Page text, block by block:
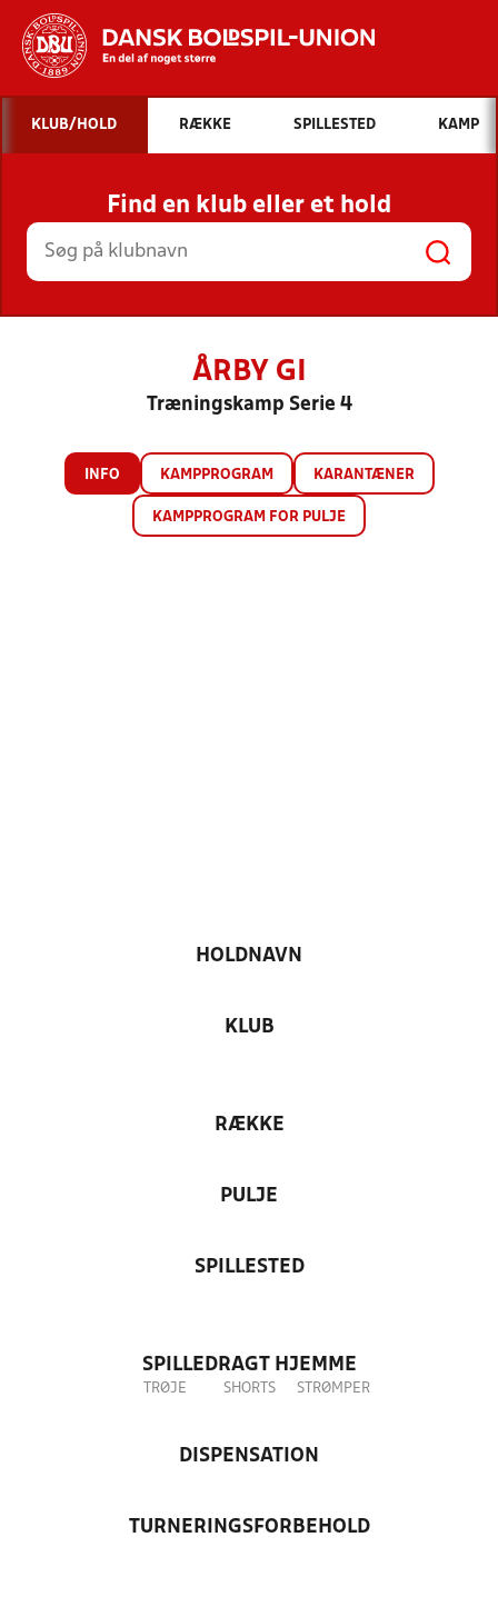
Hvad vil du søge efter?
INDHOLD OG NYHEDER
STILLINGER, RESULTATER, KLUBBER OG
HOLD
KLUB/HOLD RÆKKE SPILLESTED KAMP
Find en klub eller et hold
ÅRBY GI
Træningskamp Serie 4
INFO KAMPPROGRAM KARANTÆNER
KAMPPROGRAM FOR PULJE
HOLDNAVN
KLUB
RÆKKE
PULJE
SPILLESTED
SPILLEDRAGT HJEMME
TRØJE SHORTS STRØMPER
DISPENSATION
TURNERINGSFORBEHOLD